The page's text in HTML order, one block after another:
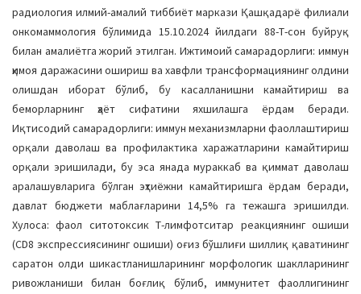
радиология илмий-амалий тиббиёт маркази Қашқадарё филиали
онкомаммология бўлимида 15.10.2024 йилдаги 88-Т-сон буйруқ
билан амалиётга жорий этилган. Ижтимоий самарадорлиги: иммун
ҳимоя даражасини ошириш ва хавфли трансформациянинг олдини
олишдан иборат бўлиб, бу касалланишни камайтириш ва
беморларнинг ҳаёт сифатини яхшилашга ёрдам беради.
Иқтисодий самарадорлиги: иммун механизмларни фаоллаштириш
орқали даволаш ва профилактика харажатларини камайтириш
орқали эришилади, бу эса янада мураккаб ва қиммат даволаш
аралашувларига бўлган эҳтиёжни камайтиришга ёрдам беради,
давлат бюджети маблағларини 14,5% га тежашга эришилди.
Хулоса: фаол ситотоксик Т-лимфотситар реакциянинг ошиши
(CD8 экспрессиясининг ошиши) оғиз бўшлиғи шиллиқ қаватининг
саратон олди шикастланишларининг морфологик шаклларининг
ривожланиши билан боғлиқ бўлиб, иммунитет фаоллигининг